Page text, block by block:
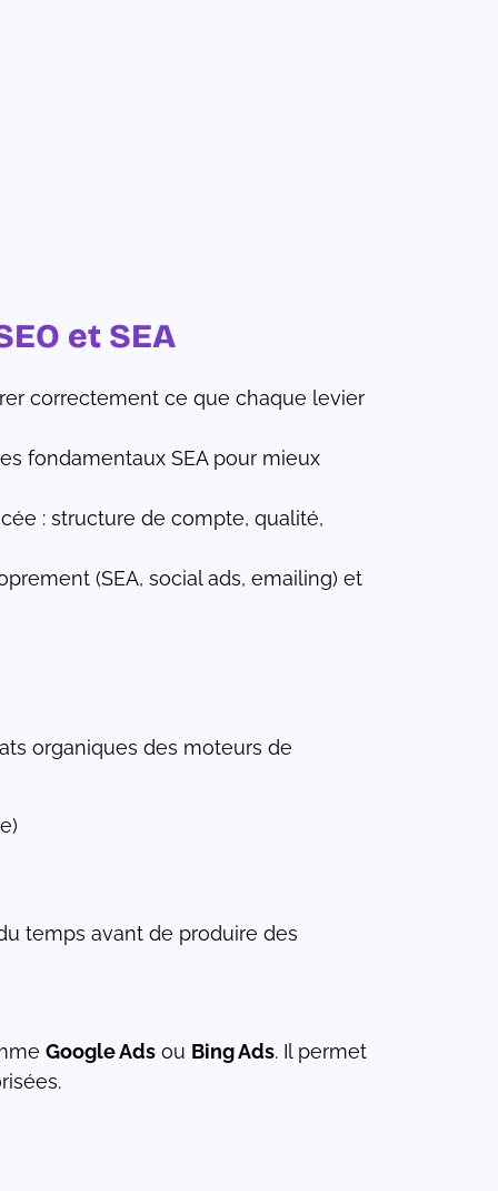
et SEA
correctement ce que chaque levier
fondamentaux SEA pour mieux
: structure de compte, qualité,
(SEA, social ads, emailing) et
organiques des moteurs de
temps avant de produire des
Google Ads ou Bing Ads. Il permet